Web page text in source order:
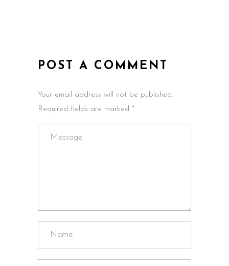
POST A COMMENT
Your email address will not be published.
Required fields are marked *